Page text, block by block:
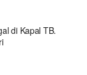
di Kapal TB.